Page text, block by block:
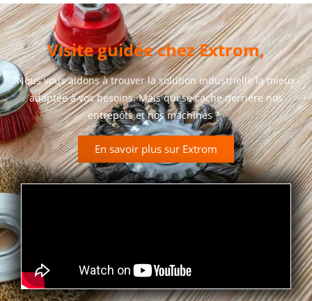
Visite guidée chez Extrom,
Nous vous aidons à trouver la solution industrielle la mieux
adaptée à vos besoins. Mais qui se cache derrière nos
entrepôts et nos machines ?
En savoir plus sur Extrom